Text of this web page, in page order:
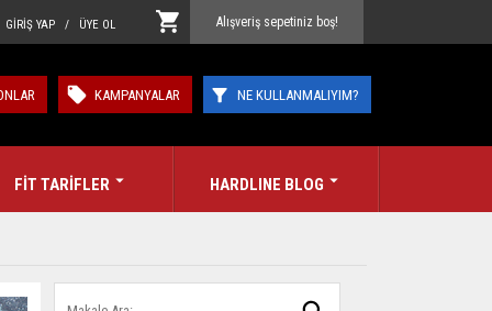
Alışveriş sepetiniz boş!
YAP / ÜYE OL
NE KULLANMALIYIM?
KAMPANYALAR
FİT TARİFLER HARDLINE BLOG